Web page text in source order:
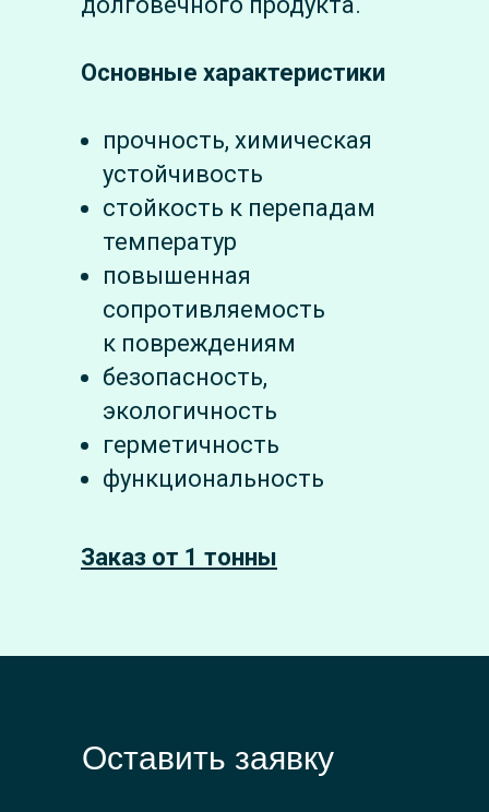
Основные характеристики
прочность, химическая
устойчивость
стойкость к перепадам
температур
повышенная
сопротивляемость
к повреждениям
безопасность,
экологичность
герметичность
функциональность
Заказ от 1 тонны
Оставить заявку